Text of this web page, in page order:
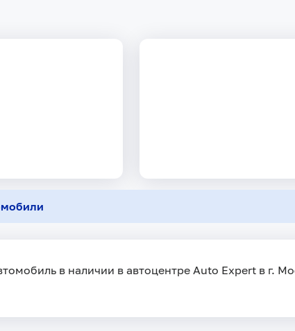
в наличии в автоцентре Auto Expert в г.